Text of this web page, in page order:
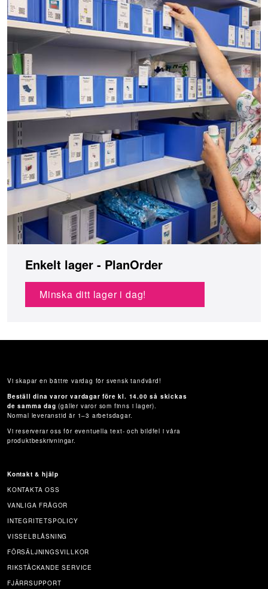
Enkelt lager - PlanOrder
Minska ditt lager i dag!
Vi skapar en bättre vardag för svensk tandvård!
Beställ dina varor vardagar före kl. 14.00 så skickas
de samma dag(gäller varor som finns i lager).
Normal leveranstid är 1–3 arbetsdagar.
Vi reserverar oss för eventuella text- och bildfel i våra
produktbeskrivningar.
Kontakt & hjälp
KONTAKTA OSS
VANLIGA FRÅGOR
INTEGRITETSPOLICY
VISSELBLÅSNING
FÖRSÄLJNINGSVILLKOR
RIKSTÄCKANDE SERVICE
FJÄRRSUPPORT